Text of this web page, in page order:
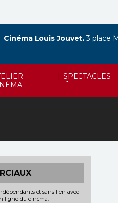
| SPECTACLES
Cinéma Louis Jouvet,3 place
et sans lien avec
ligne du cinéma.